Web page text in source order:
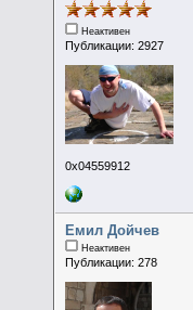
Неактивен
Публикации: 2927
0x04559912
Емил Дойчев
Неактивен
Публикации: 278